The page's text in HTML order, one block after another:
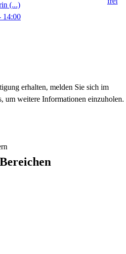
(...)
14:00
erhalten, melden Sie sich im
, um weitere Informationen einzuholen.